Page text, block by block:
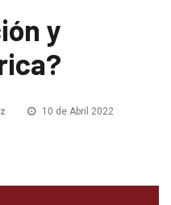
y
10 de Abril 2022